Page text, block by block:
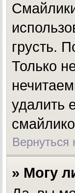
грусть.
Только
удалить
Вернуться
» Могу